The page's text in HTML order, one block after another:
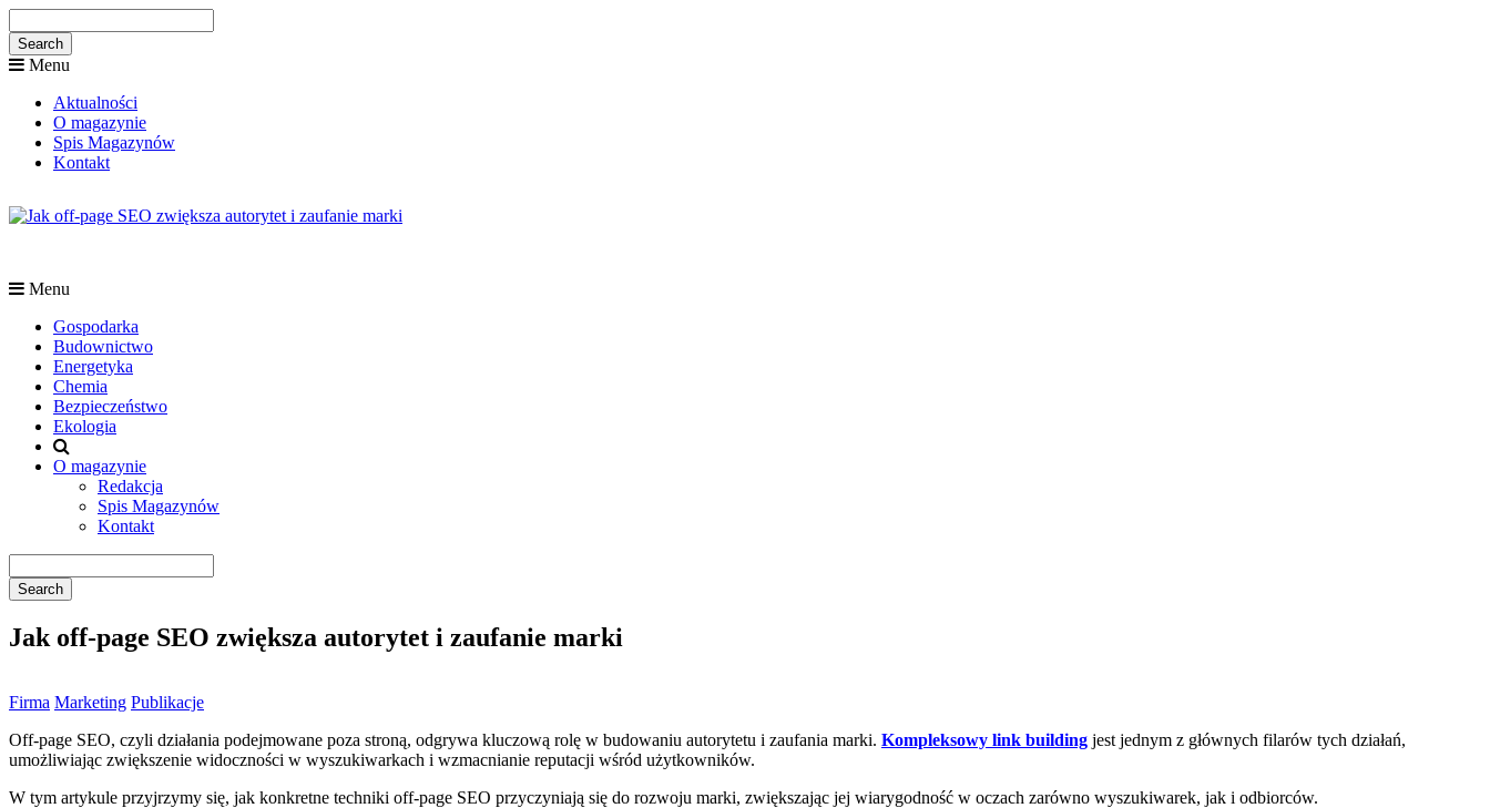
Menu
Aktualności
O magazynie
Spis Magazynów
Kontakt
Menu
Gospodarka
Budownictwo
Energetyka
Chemia
Bezpieczeństwo
Ekologia
O magazynie
Redakcja
Spis Magazynów
Kontakt
Jak off-page SEO zwiększa autorytet i zaufanie marki
Firma Marketing Publikacje
Off-page SEO, czyli działania podejmowane poza stroną, odgrywa kluczową rolę w budowaniu autorytetu i zaufania marki. Kompleksowy link building jest jednym z głównych filarów tych działań,
umożliwiając zwiększenie widoczności w wyszukiwarkach i wzmacnianie reputacji wśród użytkowników.
W tym artykule przyjrzymy się, jak konkretne techniki off-page SEO przyczyniają się do rozwoju marki, zwiększając jej wiarygodność w oczach zarówno wyszukiwarek, jak i odbiorców.